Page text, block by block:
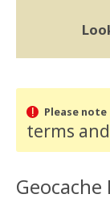
Please note
terms